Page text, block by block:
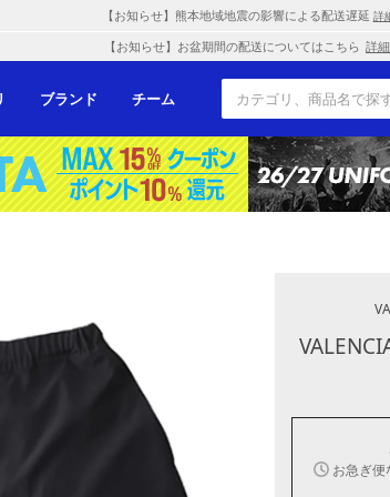
【お知らせ】熊本地域地震の影響による配送遅延 詳
【お知らせ】お盆期間の配送についてはこちら 詳細
ブランド チーム
お急ぎ便